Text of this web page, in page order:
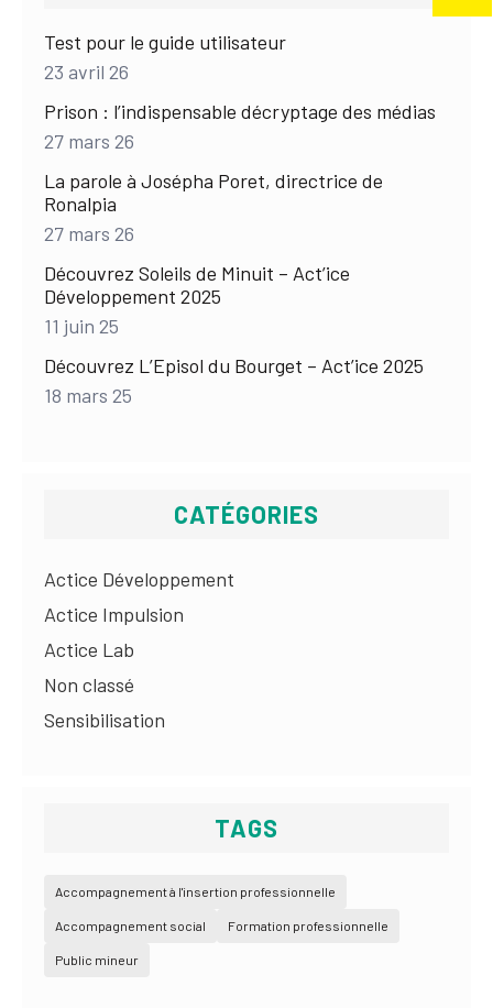
Test pour le guide utilisateur
23 avril 26
Prison : l’indispensable décryptage des médias
27 mars 26
La parole à Josépha Poret, directrice de
Ronalpia
27 mars 26
Découvrez Soleils de Minuit – Act’ice
Développement 2025
11 juin 25
Découvrez L’Episol du Bourget – Act’ice 2025
18 mars 25
CATÉGORIES
Actice Développement
Actice Impulsion
Actice Lab
Non classé
Sensibilisation
TAGS
Accompagnement à l'insertion professionnelle
Accompagnement social Formation professionnelle
Public mineur